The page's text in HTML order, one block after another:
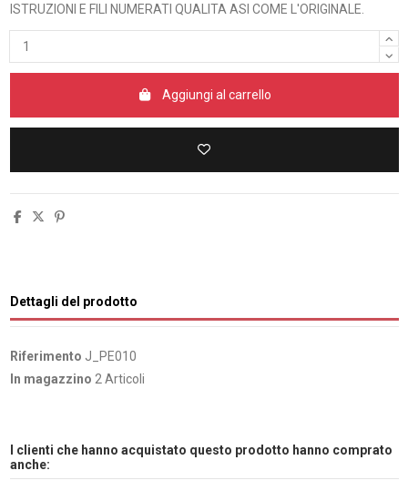
ISTRUZIONI E FILI NUMERATI QUALITA ASI COME L'ORIGINALE.
Aggiungi al carrello
Dettagli del prodotto
Riferimento J_PE010
In magazzino 2 Articoli
I clienti che hanno acquistato questo prodotto hanno comprato
anche: